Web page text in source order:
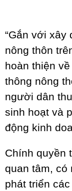
“Gắn với xây
nông thôn
hoàn thiện
thông nông
người dân
sinh hoạt và
động kinh
Chính quyền
quan tâm, có
phát triển